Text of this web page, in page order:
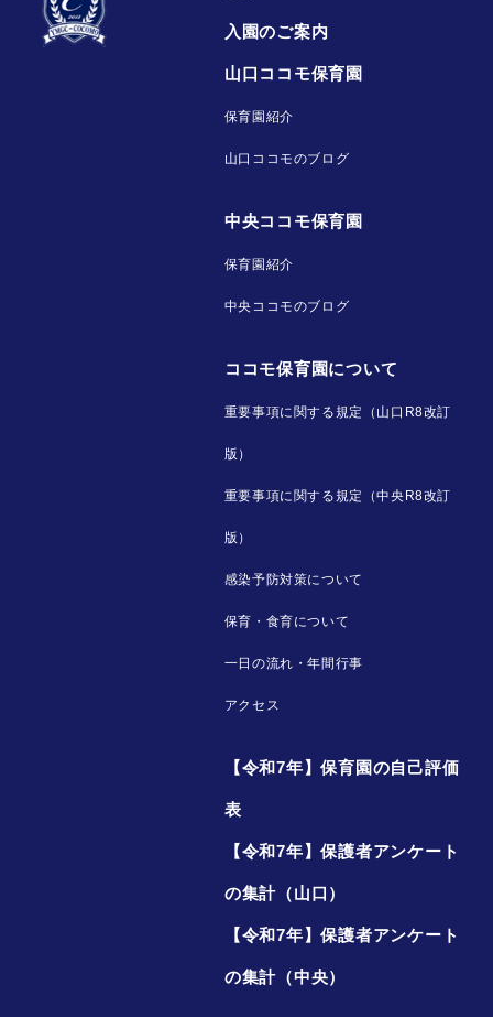
入園のご案内
山口ココモ保育園
保育園紹介
山口ココモのブログ
中央ココモ保育園
保育園紹介
中央ココモのブログ
ココモ保育園について
重要事項に関する規定（山口R8改訂
版）
重要事項に関する規定（中央R8改訂
版）
感染予防対策について
保育・食育について
一日の流れ・年間行事
アクセス
【令和7年】保育園の自己評価
表
【令和7年】保護者アンケート
の集計（山口）
【令和7年】保護者アンケート
の集計（中央）